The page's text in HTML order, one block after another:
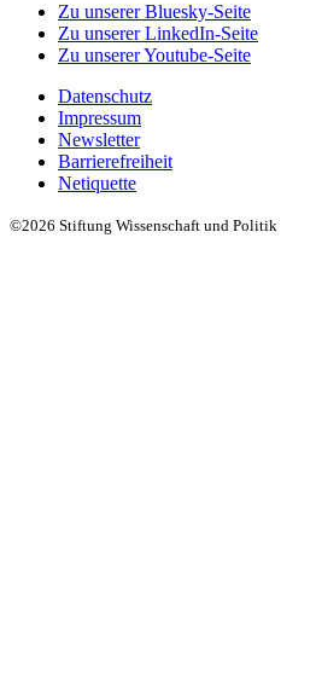
Zu unserer Bluesky-Seite
Zu unserer LinkedIn-Seite
Zu unserer Youtube-Seite
Datenschutz
Impressum
Newsletter
Barrierefreiheit
Netiquette
©2026 Stiftung Wissenschaft und Politik